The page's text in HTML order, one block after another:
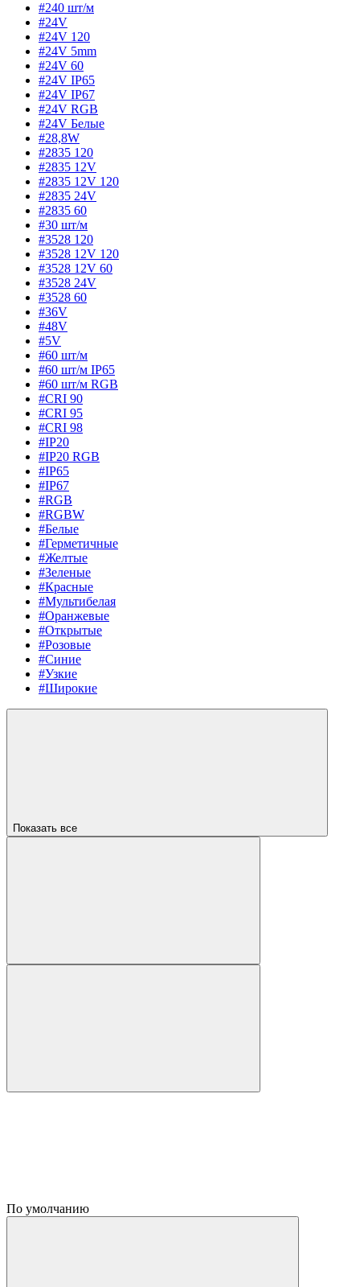
#240 шт/м
#24V
#24V 120
#24V 5mm
#24V 60
#24V IP65
#24V IP67
#24V RGB
#24V Белые
#28,8W
#2835 120
#2835 12V
#2835 12V 120
#2835 24V
#2835 60
#30 шт/м
#3528 120
#3528 12V 120
#3528 12V 60
#3528 24V
#3528 60
#36V
#48V
#5V
#60 шт/м
#60 шт/м IP65
#60 шт/м RGB
#CRI 90
#CRI 95
#CRI 98
#IP20
#IP20 RGB
#IP65
#IP67
#RGB
#RGBW
#Белые
#Герметичные
#Желтые
#Зеленые
#Красные
#Мультибелая
#Оранжевые
#Открытые
#Розовые
#Синие
#Узкие
#Широкие
Показать все
По умолчанию